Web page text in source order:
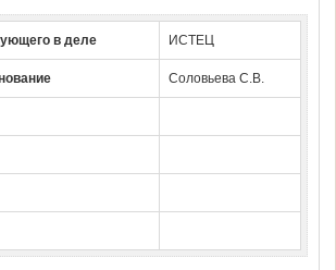
в деле ИСТЕЦ
Соловьева С.В.